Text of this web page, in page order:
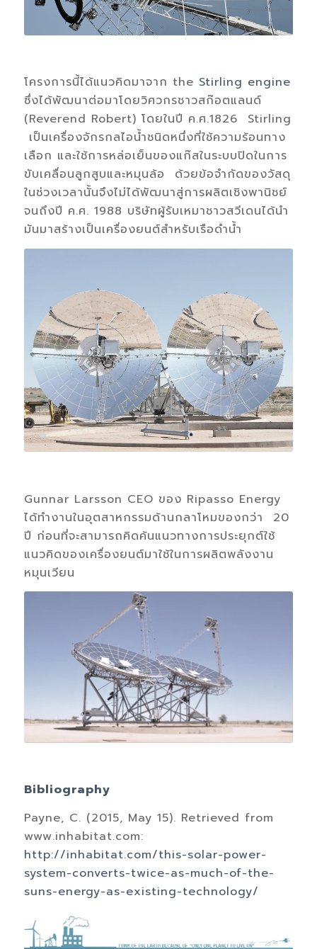
โครงการนี้ได้แนวคิดมาจาก the Stirling engine
ซึ่งได้พัฒนาต่อมาโดยวิศวกรชาวสก๊อตแลนด์
(Reverend Robert) โดยในปี ค.ศ.1826 Stirling
เป็นเครื่องจักรกลไอน้ำชนิดหนึ่งที่ใช้ความร้อนทาง
เลือก และใช้การหล่อเย็นของแก๊สในระบบปิดในการ
ขับเคลื่อนลูกสูบและหมุนล้อ ด้วยข้อจำกัดของวัสดุ
ในช่วงเวลานั้นจึงไม่ได้พัฒนาสู่การผลิตเชิงพานิชย์
จนถึงปี ค.ศ. 1988 บริษัทผู้รับเหมาชาวสวีเดนได้นำ
มันมาสร้างเป็นเครื่องยนต์สำหรับเรือดำน้ำ
Gunnar Larsson CEO ของ Ripasso Energy
ได้ทำงานในอุตสาหกรรมด้านกลาโหมของกว่า 20
ปี ก่อนที่จะสามารถคิดค้นแนวทางการประยุกต์ใช้
แนวคิดของเครื่องยนต์มาใช้ในการผลิตพลังงาน
หมุนเวียน
Bibliography
Payne, C. (2015, May 15). Retrieved from
www.inhabitat.com:
http://inhabitat.com/this-solar-power-
system-converts-twice-as-much-of-the-
suns-energy-as-existing-technology/